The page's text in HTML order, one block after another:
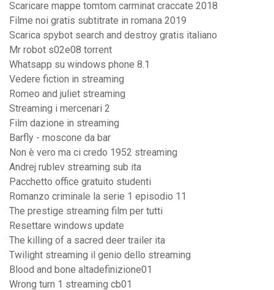
Scaricare mappe tomtom carminat craccate 2018
Filme noi gratis subtitrate in romana 2019
Scarica spybot search and destroy gratis italiano
Mr robot s02e08 torrent
Whatsapp su windows phone 8.1
Vedere fiction in streaming
Romeo and juliet streaming
Streaming i mercenari 2
Film dazione in streaming
Barfly - moscone da bar
Non è vero ma ci credo 1952 streaming
Andrej rublev streaming sub ita
Pacchetto office gratuito studenti
Romanzo criminale la serie 1 episodio 11
The prestige streaming film per tutti
Resettare windows update
The killing of a sacred deer trailer ita
Twilight streaming il genio dello streaming
Blood and bone altadefinizione01
Wrong turn 1 streaming cb01